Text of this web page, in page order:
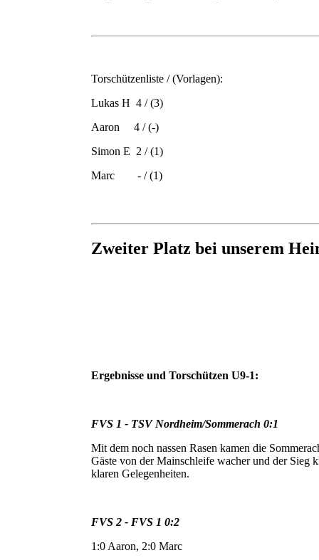
Torschützenliste / (Vorlagen):
Lukas H 4 / (3)
Aaron 4 / (-)
Simon E 2 / (1)
Marc - / (1)
Zweiter Platz bei unserem
Ergebnisse und Torschützen U9-1:
FVS 1 - TSV Nordheim/Sommerach 0:1
Mit dem noch nassen Rasen kamen die
Gäste von der Mainschleife wacher und der Sieg
klaren Gelegenheiten.
FVS 2 - FVS 1 0:2
1:0 Aaron, 2:0 Marc